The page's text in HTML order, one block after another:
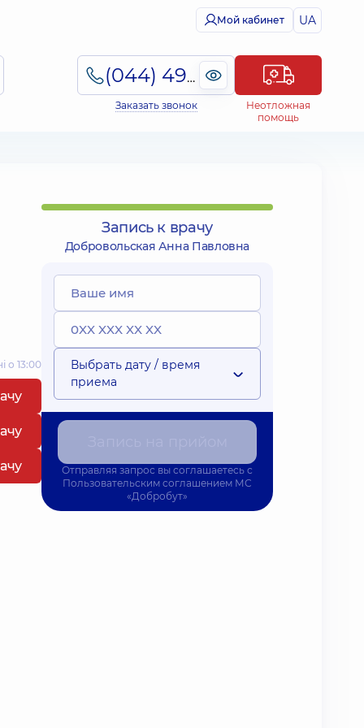
Мой кабинет UA
(044) 495-2-888
Заказать звонок
Неотложная
помощь
о 13:00
Запись к врачу
Добровольская Анна Павловна
Выбрать дату / время
приема
Отправляя запрос вы соглашаетесь с
Пользовательским соглашением МС
«Добробут»